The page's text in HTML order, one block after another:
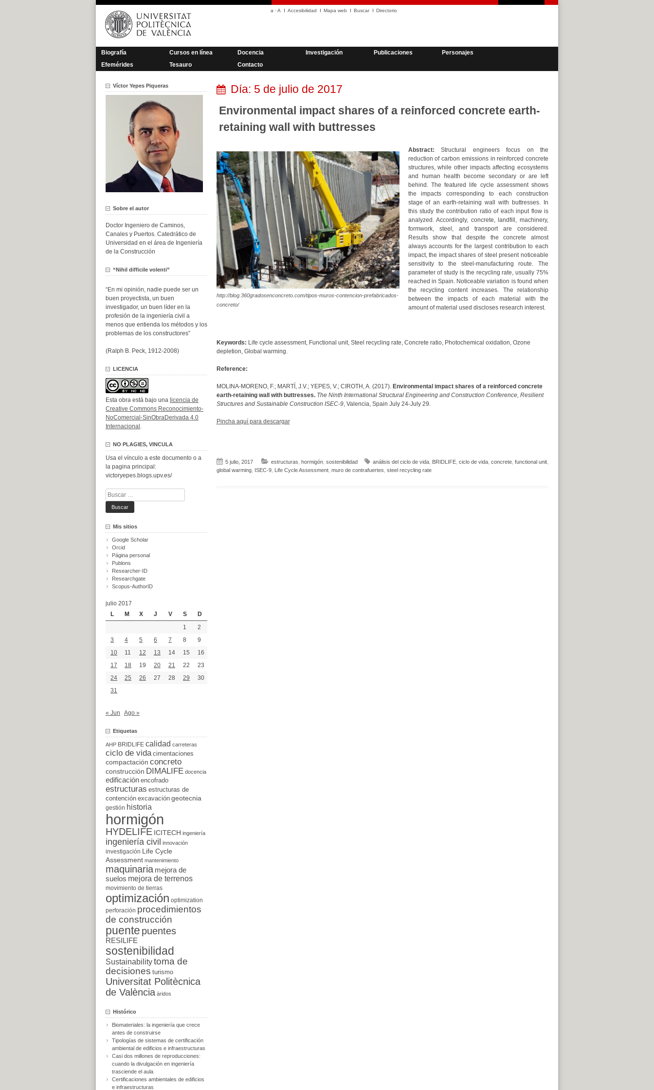
Saltar
contenido
a ·A Accesibilidad Mapa web Buscar Directorio
Biografía Cursos en línea Docencia Investigación Publicaciones
Personajes
Efemérides
Tesauro Contacto
Día: 5 de julio de 2017
Environmental impact shares of a reinforced concrete earth-
retaining wall with buttresses
http://blog.360gradosenconcreto.com/tipos-muros-contencion-prefabricados-
concreto/
Abstract: Structural engineers focus on the
reduction of carbon emissions in reinforced concrete
structures, while other impacts affecting ecosystems
and human health become secondary or are left
behind. The featured life cycle assessment shows
the impacts corresponding to each construction
stage of an earth-retaining wall with buttresses. In
this study the contribution ratio of each input flow is
analyzed. Accordingly, concrete, landfill, machinery,
formwork, steel, and transport are considered.
Results show that despite the concrete almost
always accounts for the largest contribution to each
impact, the impact shares of steel present noticeable
sensitivity to the steel-manufacturing route. The
parameter of study is the recycling rate, usually 75%
reached in Spain. Noticeable variation is found when
the recycling content increases. The relationship
between the impacts of each material with the
amount of material used discloses research interest.
Keywords: Life cycle assessment, Functional unit, Steel recycling rate, Concrete ratio, Photochemical oxidation, Ozone
depletion, Global warming.
Reference:
MOLINA-MORENO, F.; MARTÍ, J.V.; YEPES, V.; CIROTH, A. (2017). Environmental impact shares of a reinforced concrete
earth-retaining wall with buttresses. The Ninth International Structural Engineering and Construction Conference, Resilient
Structures and Sustainable Construction ISEC-9, Valencia, Spain July 24-July 29.
Pincha aquí para descargar
5 julio, 2017 estructuras hormigón, sostenibilidad análisis del ciclo de vida, BRIDLIFE, ciclo de vida, concrete, functional unit,
global warming, ISEC-9, Life Cycle Assessment, muro de contrafuertes steel recycling rate
Víctor Yepes Piqueras
Sobre el autor
Doctor Ingeniero de Caminos,
Canales y Puertos. Catedrático de
Universidad en el área de Ingeniería
de la Construcción
“Nihil difficile volenti”
“En mi opinión, nadie puede ser un
buen proyectista, un buen
investigador, un buen líder en la
profesión de la ingeniería civil a
menos que entienda los métodos y los
problemas de los constructores”
(Ralph B. Peck, 1912-2008)
LICENCIA
Esta obra está bajo una licencia de
Creative Commons Reconocimiento-
NoComercial-SinObraDerivada 4.0
Internacional .
NO PLAGIES, VINCULA
Usa el vínculo a este documento o a
la pagina principal:
victoryepes.blogs.upv.es/
Buscar:
Mis sitios
Google Scholar
Orcid
Página personal
Publons
Researcher-ID
Researchgate
Scopus-AuthorID
julio 2017
L
M X J V S
D
1
2
3
4 5 6 7 8
9
10
11 12 13 14 15
16
17
18 19 20 21 22
23
24
25 26 27 28 29
30
31
« Jun Ago »
Etiquetas
AHP BRIDLIFE calidad carreteras
ciclo de vida cimentaciones
compactación concreto
construcción DIMALIFE docencia
edificación encofrado
estructuras estructuras de
contención excavación geotecnia
gestión historia
hormigón
HYDELIFE ICITECH ingeniería
ingeniería civil innovación
investigación
Life Cycle
Assessment mantenimiento
maquinaria mejora de
suelos mejora de terrenos
movimiento de tierras
optimización optimization
perforación procedimientos
de construcción
puente puentes
RESILIFE
sostenibilidad
Sustainabilitytoma de
decisiones turismo
Universitat Politècnica
de València áridos
Histórico
Biomateriales: la ingeniería que crece
antes de construirse
Tipologías de sistemas de certificación
ambiental de edificios e infraestructuras
Casi dos millones de reproducciones:
cuando la divulgación en ingeniería
trasciende el aula
Certificaciones ambientales de edificios
e infraestructuras